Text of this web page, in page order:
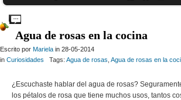
Agua de rosas en la cocina
Escrito por Mariela in 28-05-2014
in Curiosidades Tags: Agua de rosas Agua de rosas en la
¿Escuchaste hablar del agua de rosas?
los pétalos de rosa que tiene muchos usos, tantos